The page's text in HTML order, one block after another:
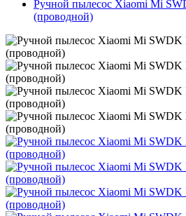
Ручной пылесос Xiaomi Mi
(проводной)